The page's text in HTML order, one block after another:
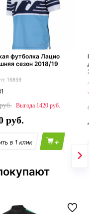
футболка Лацио
сезон 2018/19
16859
1420
+